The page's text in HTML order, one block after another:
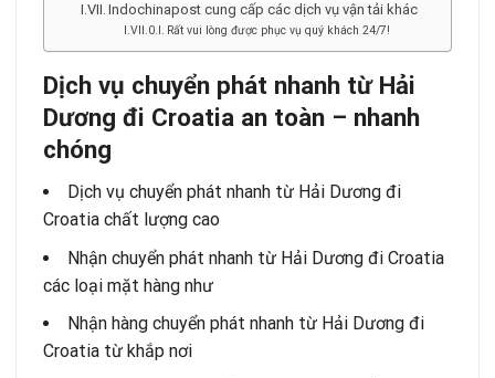
Indochinapost cung cấp các dịch vụ vận tải khác
Rất vui lòng được phục vụ quý khách 24/7!
Dịch vụ chuyển phát nhanh từ Hải
Dương đi Croatia an toàn – nhanh
chóng
Dịch vụ chuyển phát nhanh từ Hải Dương đi
Croatia chất lượng cao
Nhận chuyển phát nhanh từ Hải Dương đi Croatia
các loại mặt hàng như
Nhận hàng chuyển phát nhanh từ Hải Dương đi
Croatia từ khắp nơi